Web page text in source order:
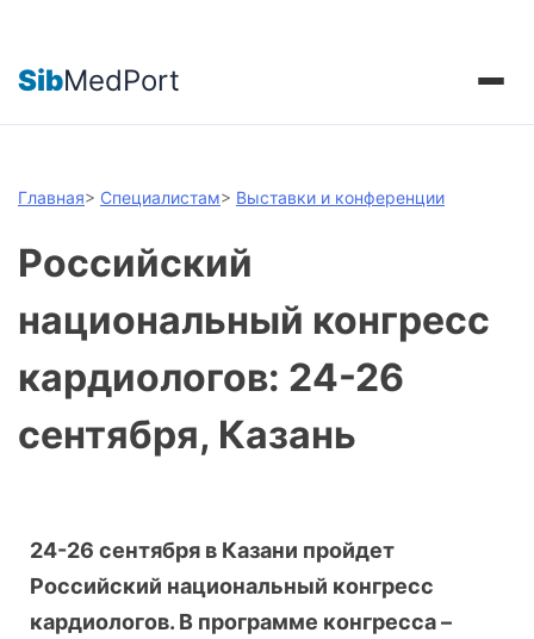
SibMedPort
Главная> Специалистам> Выставки и конференции
Российский
национальный конгресс
кардиологов: 24-26
сентября, Казань
24-26 сентября в Казани пройдет
Российский национальный конгресс
кардиологов. В программе конгресса –